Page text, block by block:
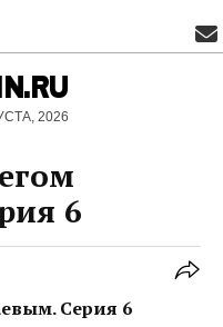
2026
6
Серия 6